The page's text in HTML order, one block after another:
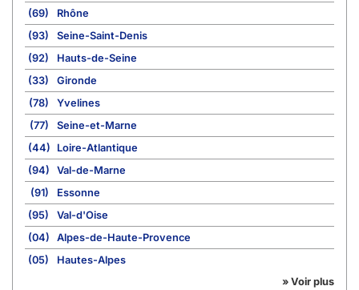
(69)
Rhône
(93)
Seine-Saint-Denis
(92)
Hauts-de-Seine
(33)
Gironde
(78)
Yvelines
(77)
Seine-et-Marne
(44)
Loire-Atlantique
(94)
Val-de-Marne
(91)
Essonne
(95)
Val-d'Oise
(04)
Alpes-de-Haute-Provence
(05)
Hautes-Alpes
» Voir plus